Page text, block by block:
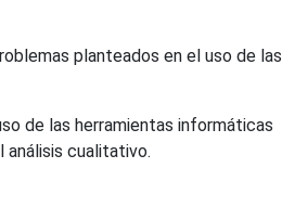
planteados en el uso de las
de las herramientas informáticas
análisis cualitativo.